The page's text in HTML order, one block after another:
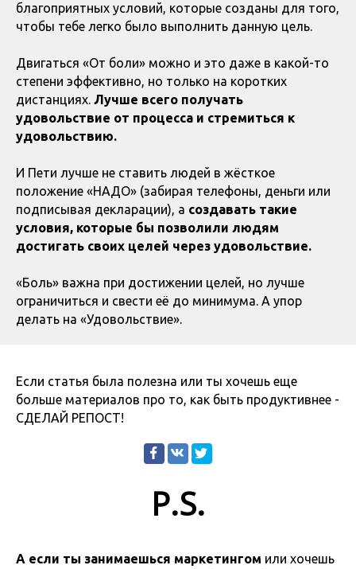
благоприятных условий, которые созданы для того,
чтобы тебе легко было выполнить данную цель.
Двигаться «От боли» можно и это даже в какой-то
степени эффективно, но только на коротких
дистанциях. Лучше всего получать
удовольствие от процесса и стремиться к
удовольствию.
И Пети лучше не ставить людей в жёсткое
положение «НАДО» (забирая телефоны, деньги или
подписывая декларации), а создавать такие
условия, которые бы позволили людям
достигать своих целей через удовольствие.
«Боль» важна при достижении целей, но лучше
ограничиться и свести её до минимума. А упор
делать на «Удовольствие».
Если статья была полезна или ты хочешь еще
больше материалов про то, как быть продуктивнее -
СДЕЛАЙ РЕПОСТ!
P.S.
А если ты занимаешься маркетингом или хочешь